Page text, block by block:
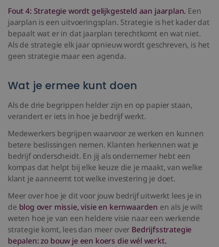
Fout 4: Strategie wordt gelijkgesteld aan jaarplan. Een
jaarplan is een uitvoeringsplan. Strategie is het kader dat
bepaalt wat er in dat jaarplan terechtkomt en wat niet.
Als de strategie elk jaar opnieuw wordt geschreven, is het
geen strategie maar een agenda.
Wat je ermee kunt doen
Als de drie begrippen helder zijn en op papier staan,
verandert er iets in hoe je bedrijf werkt.
Medewerkers begrijpen waarvoor ze werken en kunnen
betere beslissingen nemen. Klanten herkennen wat je
bedrijf onderscheidt. En jij als ondernemer hebt een
kompas dat helpt bij elke keuze die je maakt, van welke
klant je aanneemt tot welke investering je doet.
Meer over hoe je dit voor jouw bedrijf uitwerkt lees je in
de blog over missie, visie en kernwaarden en als je wilt
weten hoe je van een heldere visie naar een werkende
strategie komt, lees dan meer over Bedrijfsstrategie
bepalen: zo bouw je een koers die wél werkt.